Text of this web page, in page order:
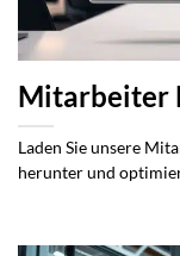
Mitarbeiter
Laden Sie unsere
herunter und